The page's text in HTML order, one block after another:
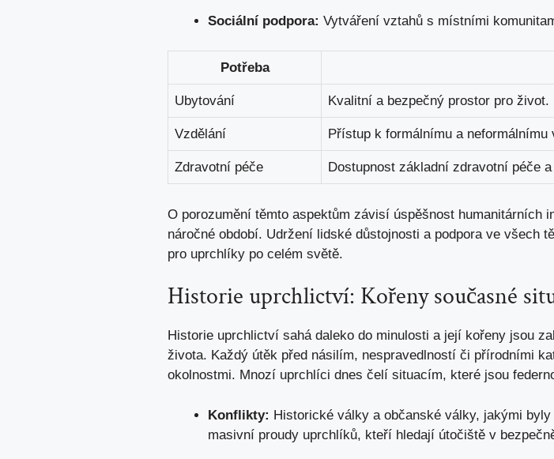
Sociální podpora: Vytváření vztahů s místními
Potřeba
Ubytování Kvalitní a bezpečný prostor pro život.
Vzdělání Přístup k formálnímu a neformálnímu
Zdravotní péče Dostupnost základní zdravotní péče
O porozumění těmto aspektům závisí úspěšnost
náročné období. Udržení lidské důstojnosti a podpora ve všech
pro uprchlíky po celém světě.
Historie uprchlictví: Kořeny současné
Historie uprchlictví sahá daleko do minulosti a její kořeny jsou
života. Každý útěk před násilím, nespravedlností či přírodními
okolnostmi. Mnozí uprchlíci dnes čelí situacím, které jsou
Konflikty: Historické války a občanské války, jakými
masivní proudy uprchlíků, kteří hledají útočiště v